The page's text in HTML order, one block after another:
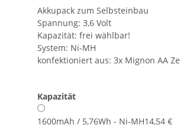
Akkupack zum Selbsteinbau
Spannung: 3,6 Volt
Kapazität: frei wählbar!
System: Ni-MH
konfektioniert aus: 3x Mignon AA
Kapazität
1600mAh / 5,76Wh - Ni-MH14,54 €